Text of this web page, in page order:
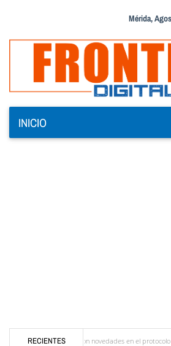
Mérida,
INICIO
RECIENTES
y se conocieron novedades en el protocolo del 7 de